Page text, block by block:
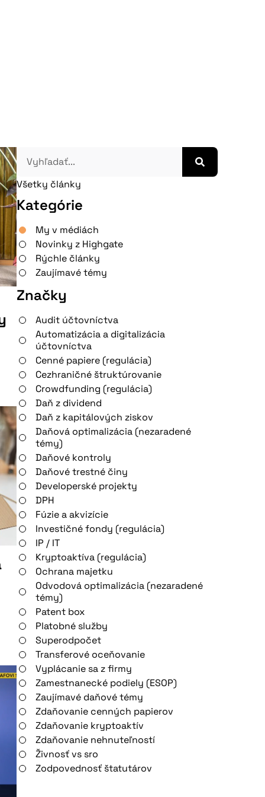
Všetky články
Kategórie
My v médiách
Novinky z Highgate
Rýchle články
Zaujímavé témy
Značky
Audit účtovníctva
Automatizácia a digitalizácia
účtovníctva
Cenné papiere (regulácia)
Cezhraničné štruktúrovanie
Crowdfunding (regulácia)
Daň z dividend
Daň z kapitálových ziskov
Daňová optimalizácia (nezaradené
témy)
Daňové kontroly
Daňové trestné činy
Developerské projekty
DPH
Fúzie a akvizície
Investičné fondy (regulácia)
IP / IT
Kryptoaktíva (regulácia)
Ochrana majetku
Odvodová optimalizácia (nezaradené
témy)
Patent box
Platobné služby
Superodpočet
Transferové oceňovanie
Vyplácanie sa z firmy
Zamestnanecké podiely (ESOP)
Zaujímavé daňové témy
Zdaňovanie cenných papierov
Zdaňovanie kryptoaktív
Zdaňovanie nehnuteľností
Živnosť vs sro
Zodpovednosť štatutárov